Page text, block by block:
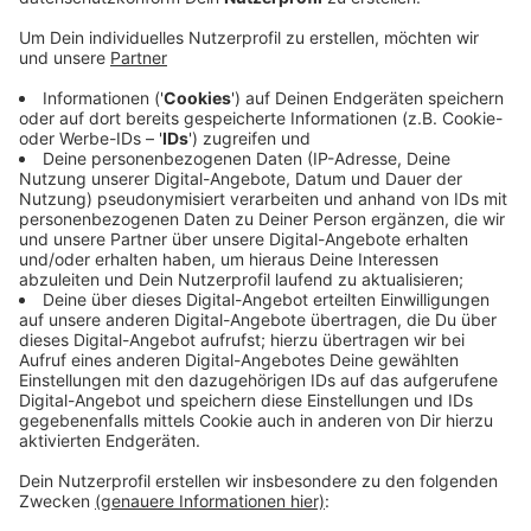
und Senden kontrollieren deswegen heute wieder
unterstützt von Sicherheitsdiensten vor allem
besonders beliebte Ausflugsziele. Zum Beispiel die
Milchtankstelle zwischen Billerbeck und Darfeld, die
Kapelle Visbeck, die Grillplätze oder den Bulderner
See in Dülmen. Für ein Glasverbot am Kanal in Senden
wie am Aasee in der Nachbarstadt Münster sieht die
Gemeinde aber keinen Bedarf. Probleme machten eher
zu viele Pizza-Kartons. Ein extra aufgestellter
Mülleimer soll helfen. Auch in Dülmen und Coesfeld
stehen an beliebten Treffpunkten extra Mülleimer.
Anzeige